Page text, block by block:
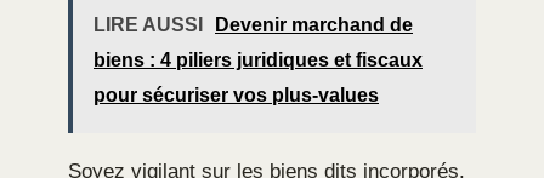
LIRE AUSSI
Devenir marchand de
biens : 4 piliers juridiques et fiscaux
pour sécuriser vos plus-values
Soyez vigilant sur les biens dits incorporés.